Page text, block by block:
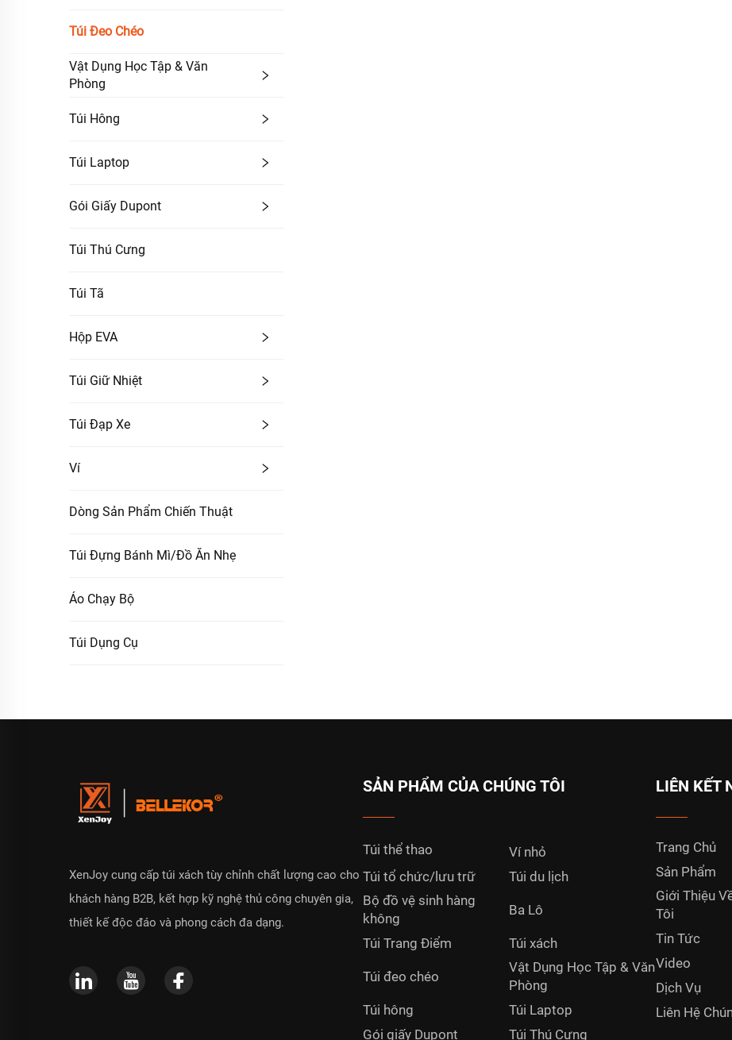
Túi Đeo Chéo
Vật Dụng Học Tập & Văn
Phòng
Túi Hông
Túi Laptop
Gói Giấy Dupont
Túi Thú Cưng
Túi Tã
Hộp EVA
Túi Giữ Nhiệt
Túi Đạp Xe
Ví
Dòng Sản Phẩm Chiến Thuật
Túi Đựng Bánh Mì/Đồ Ăn Nhẹ
Áo Chạy Bộ
Túi Dụng Cụ
XenJoy cung cấp túi xách tùy chỉnh chất lượng cao cho
khách hàng B2B, kết hợp kỹ nghệ thủ công chuyên gia,
thiết kế độc đáo và phong cách đa dạng.
SẢN PHẨM CỦA CHÚNG TÔI
Túi thể thao
Ví nhỏ
Túi tổ chức/lưu trữ
Túi du lịch
Bộ đồ vệ sinh hàng
không
Ba Lô
Túi Trang Điểm Túi xách
Túi đeo chéo
Vật Dụng Học Tập & Văn
Phòng
Túi hông
Túi Laptop
Gói giấy Dupont
Túi Thú Cưng
LIÊN KẾT
Trang Chủ
Sản Phẩm
Giới Thiệu
Tôi
Tin Tức
Video
Dịch Vụ
Liên Hệ